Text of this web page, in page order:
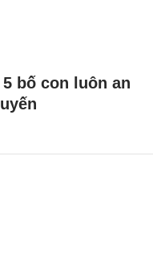
bố con luôn an